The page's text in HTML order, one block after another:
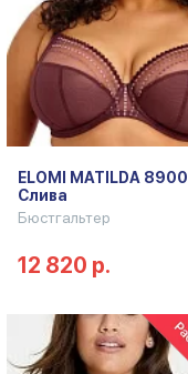
ELOMI MATILDA 8900
Слива
Бюстгальтер
12 820 р.